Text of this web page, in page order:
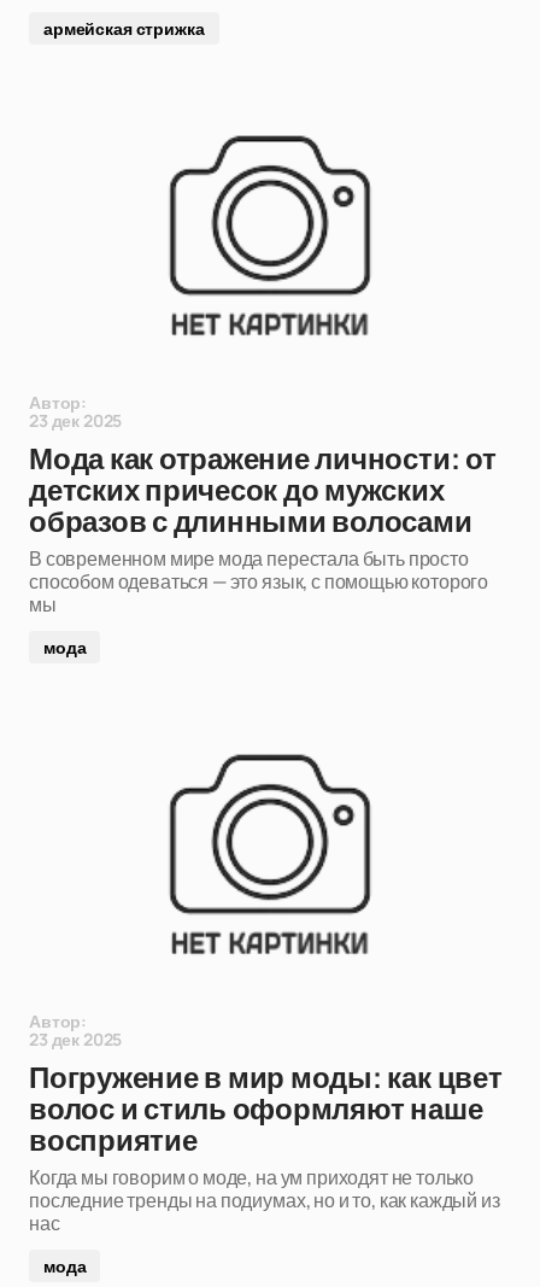
армейская стрижка
Автор:
23 дек 2025
Мода как отражение личности: от
детских причесок до мужских
образов с длинными волосами
В современном мире мода перестала быть просто
способом одеваться — это язык, с помощью которого
мы
мода
Автор:
23 дек 2025
Погружение в мир моды: как цвет
волос и стиль оформляют наше
восприятие
Когда мы говорим о моде, на ум приходят не только
последние тренды на подиумах, но и то, как каждый из
нас
мода